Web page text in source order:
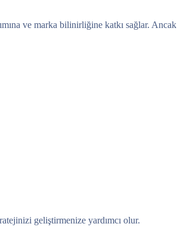
ve marka bilinirliğine katkı sağlar.
geliştirmenize yardımcı olur.